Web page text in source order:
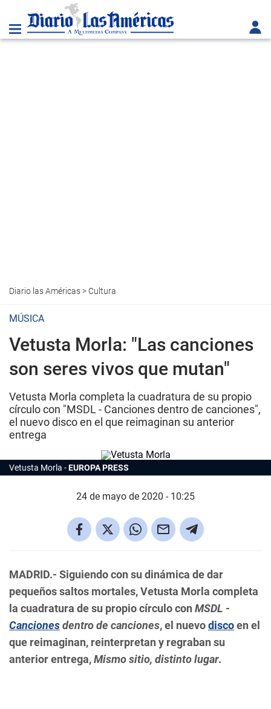
Diario las Américas> Cultura
MÚSICA
Vetusta Morla: "Las canciones
son seres vivos que mutan"
Vetusta Morla completa la cuadratura de su propio
círculo con "MSDL - Canciones dentro de canciones",
el nuevo disco en el que reimaginan su anterior
entrega
Vetusta Morla EUROPA PRESS
24 de mayo de 2020 - 10:25
MADRID.- Siguiendo con su dinámica de dar
pequeños saltos mortales, Vetusta Morla completa
la cuadratura de su propio círculo con MSDL -
Cancionesdentro de canciones, el nuevodiscoen el
que reimaginan, reinterpretan y regraban su
anterior entrega,Mismo sitio, distinto lugar.